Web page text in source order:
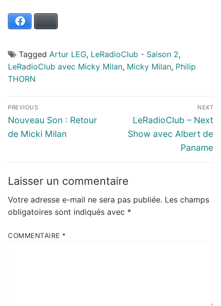
Tagged Artur LEG, LeRadioClub - Saison 2,
LeRadioClub avec Micky Milan, Micky Milan, Philip
THORN
Navigation
de
l’article
PREVIOUS
Previous
post:
Nouveau Son : Retour
de Micki Milan
NEXT
Next
post:
LeRadioClub – Next
Show avec Albert de
Paname
Laisser un commentaire
Votre adresse e-mail ne sera pas publiée. Les champs
obligatoires sont indiqués avec *
COMMENTAIRE *